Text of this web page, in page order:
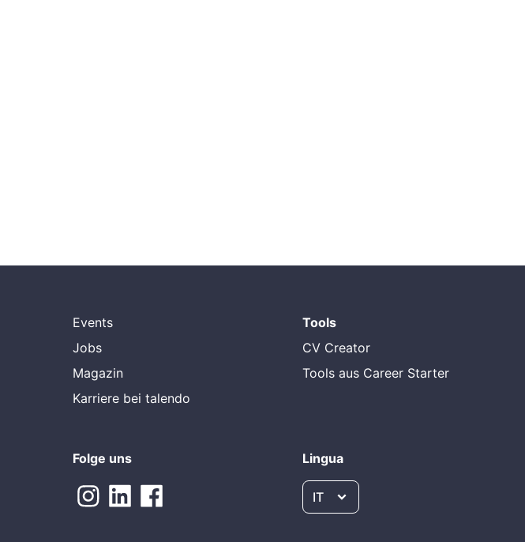
Events
Jobs
Magazin
Karriere bei talendo
Tools
CV Creator
Tools aus Career Starter
Folge uns Lingua
IT